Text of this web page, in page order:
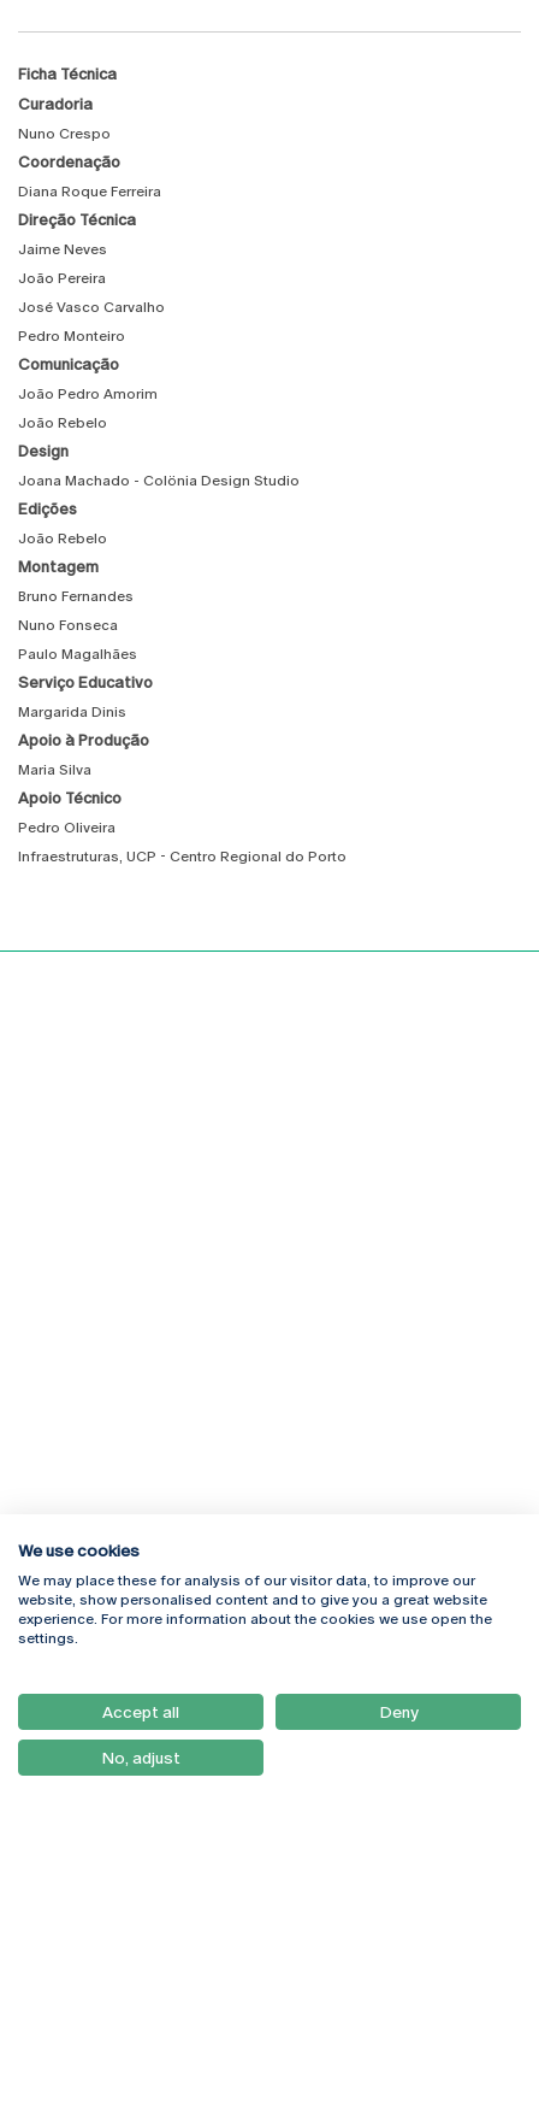
Ficha Técnica
Curadoria
Nuno Crespo
Coordenação
Diana Roque Ferreira
Direção Técnica
Jaime Neves
João Pereira
José Vasco Carvalho
Pedro Monteiro
Comunicação
João Pedro Amorim
João Rebelo
Design
Joana Machado - Colönia Design Studio
Edições
João Rebelo
Montagem
Bruno Fernandes
Nuno Fonseca
Paulo Magalhães
Serviço Educativo
Margarida Dinis
Apoio à Produção
Maria Silva
Apoio Técnico
Pedro Oliveira
Infraestruturas, UCP - Centro Regional do Porto
Rua Diogo Botelho 1327
4169-005 Porto
+351 226 196 240
Campus Online
Webmail
Como Chegar
Newsletter
We use cookies
We may place these for analysis of our visitor data, to improve our
website, show personalised content and to give you a great website
experience. For more information about the cookies we use open the
settings.
Accept all Deny
No, adjust